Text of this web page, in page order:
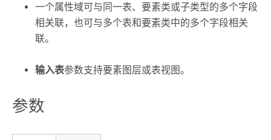
一个属性域可与同一表、要素类或子类型的多个字段
相关联，也可与多个表和要素类中的多个字段相关
联。
输入表参数支持要素图层或表视图。
参数